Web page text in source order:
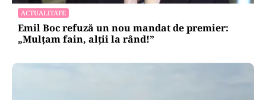
ACTUALITATE
Emil Boc refuză un nou mandat de premier:
„Mulțam fain, alții la rând!”